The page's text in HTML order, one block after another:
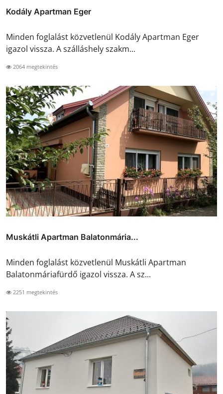
Kodály Apartman Eger
Minden foglalást közvetlenül Kodály Apartman Eger
igazol vissza. A szálláshely szakm...
2064 megtekintés
Muskátli Apartman Balatonmária...
Minden foglalást közvetlenül Muskátli Apartman
Balatonmáriafürdő igazol vissza. A sz...
2251 megtekintés